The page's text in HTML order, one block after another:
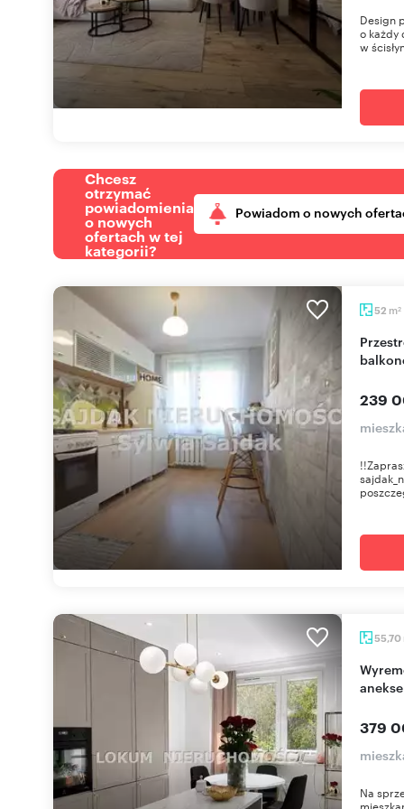
Design
o każdy
w
Chcesz
otrzymać
powiadomienia
o nowych
ofertach w tej
kategorii?
Powiadom o nowych
52 m2
Przestronne 2-pokojowe mieszkanie 52 m² z
239
55,70
Wyremontowane 3-pokojowe mieszkanie z
379
Na